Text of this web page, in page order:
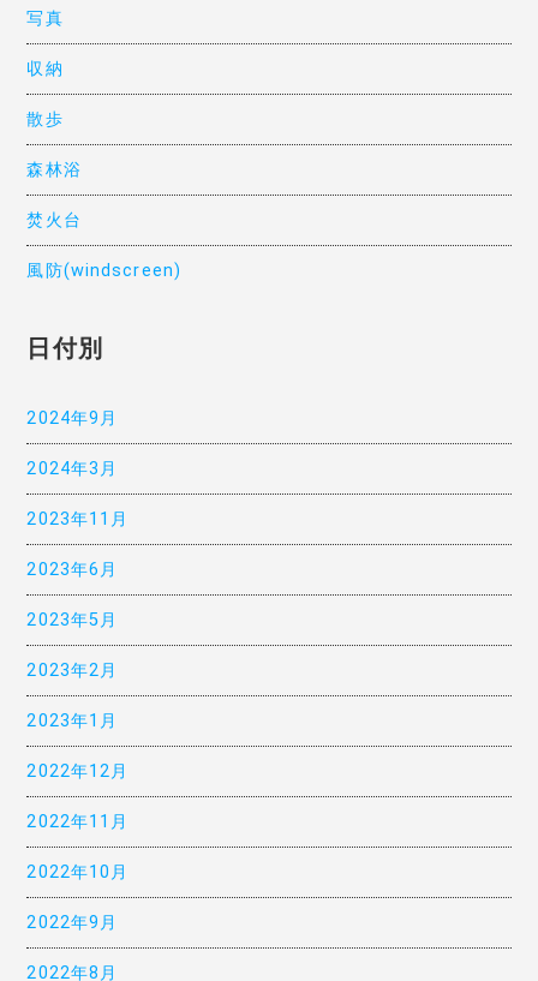
写真
収納
散歩
森林浴
焚火台
風防(windscreen)
日付別
2024年9月
2024年3月
2023年11月
2023年6月
2023年5月
2023年2月
2023年1月
2022年12月
2022年11月
2022年10月
2022年9月
2022年8月